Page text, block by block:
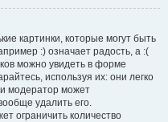
картинки, которые могут быть
:) означает радость, а :(
можно увидеть в форме
используя их: они легко
модератор может
удалить его.
ограничить количество